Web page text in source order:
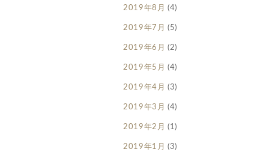
2019年8月 (4)
2019年7月 (5)
2019年6月 (2)
2019年5月 (4)
2019年4月 (3)
2019年3月 (4)
2019年2月 (1)
2019年1月 (3)